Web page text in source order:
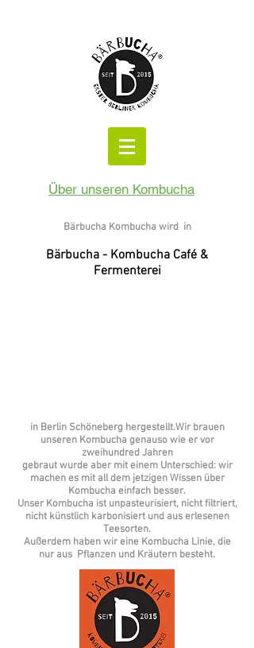
Über unseren Kombucha
Bärbucha Kombucha wird in
Bärbucha - Kombucha Café &
Fermenterei
in Berlin Schöneberg hergestellt.Wir brauen
unseren Kombucha genauso wie er vor
zweihundred Jahren
gebraut wurde aber mit einem Unterschied: wir
machen es mit all dem jetzigen Wissen über
Kombucha einfach besser.
Unser Kombucha ist unpasteurisiert, nicht filtriert,
nicht künstlich karbonisiert und aus erlesenen
Teesorten.
Außerdem haben wir eine Kombucha Linie, die
nur aus Pflanzen und Kräutern besteht.